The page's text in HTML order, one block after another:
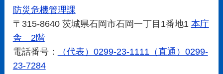
防災危機管理課
〒315-8640 茨城県石岡市石岡一丁目1番地1 本庁
舎 2階
電話番号：
（代表）0299-23-1111（直通）0299-
23-7284